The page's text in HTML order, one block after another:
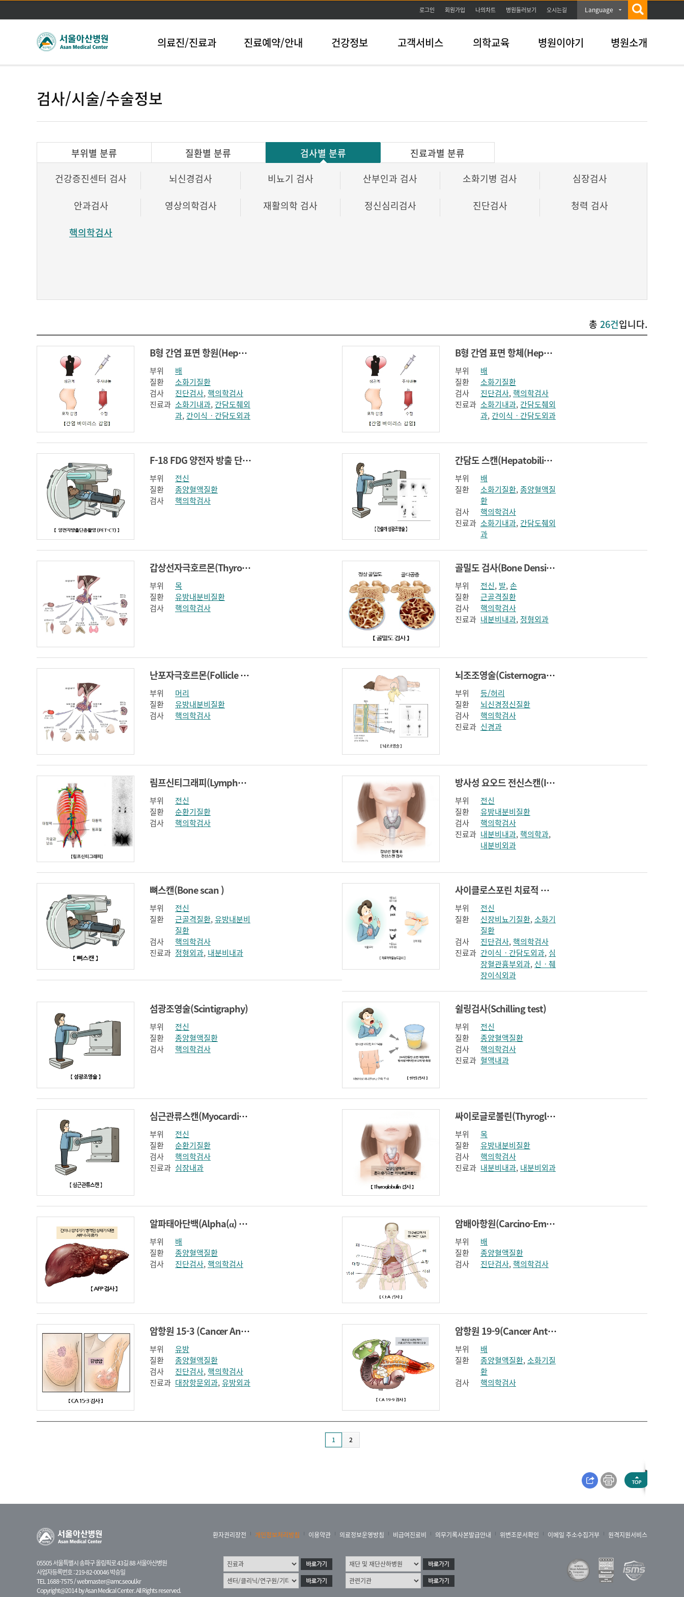
본문바로가기
로그인 회원가입 나의차트 병원둘러보기 오시는길 Language
의료진/진료과 진료예약/안내 건강정보 고객서비스 의학교육 병원이야기 병원소개
검사/시술/수술정보
부위별 분류 질환별 분류
검사별 분류
건강증진센터 검사
뇌신경검사 비뇨기 검사 산부인과 검사 소화기병 검사
심장검사
안과검사
영상의학검사 재활의학 검사 정신심리검사 진단검사
청력 검사
핵의학검사
진료과별 분류
총 26건입니다.
B형 간염 표면 항원(Hepatitis B surface antigen)
부위
배
질환
소화기질환
검사
진단검사,핵의학검사
진료과 소화기내과, 간담도췌외
과, 간이식ㆍ간담도외과
B형 간염 표면 항체(Hepatitis B surface antibody)
부위
배
질환
소화기질환
검사
진단검사,핵의학검사
진료과 소화기내과, 간담도췌외
과, 간이식ㆍ간담도외과
F-18 FDG 양전자 방출 단층 촬영(Positron Emission Tomography, PET)
부위
전신
질환
종양혈액질환
검사
핵의학검사
간담도 스캔(Hepatobiliary Scintigraphy)
부위
배
질환
소화기질환,종양혈액질
환
검사
핵의학검사
진료과 소화기내과, 간담도췌외
과
갑상선자극호르몬(Thyroid stimulating hormone)
부위
목
질환
유방내분비질환
검사
핵의학검사
골밀도 검사(Bone Densitometry)
부위 전신, 발,손
질환
근골격질환
검사
핵의학검사
진료과 내분비내과, 정형외과
난포자극호르몬(Follicle stimulating hormone)
부위
머리
질환
유방내분비질환
검사
핵의학검사
뇌조조영술(Cisternography)
부위
등/허리
질환
뇌신경정신질환
검사
핵의학검사
진료과 신경과
림프신티그래피(Lymphoscintigraphy)
부위
전신
질환
순환기질환
검사
핵의학검사
방사성 요오드 전신스캔(I-131 Whole body scan)
부위
전신
질환
유방내분비질환
검사
핵의학검사
진료과 내분비내과,핵의학과,
내분비외과
뼈스캔(Bone scan )
부위
전신
질환
근골격질환,유방내분비
질환
검사
핵의학검사
진료과 정형외과, 내분비내과
사이클로스포린 치료적 약물농도 감시(cyclosporine therapeutic drug monitoring)
부위
전신
질환
신장비뇨기질환,소화기
질환
검사
진단검사,핵의학검사
진료과 간이식ㆍ간담도외과, 심
장혈관흉부외과, 신ㆍ췌
장이식외과
섬광조영술(Scintigraphy)
부위
전신
질환
종양혈액질환
검사
핵의학검사
쉴링검사(Schilling test)
부위
전신
질환
종양혈액질환
검사
핵의학검사
진료과 혈액내과
심근관류스캔(Myocardial perfusion scan)
부위
전신
질환
순환기질환
검사
핵의학검사
진료과 심장내과
싸이로글로불린(Thyroglobulin)
부위
목
질환
유방내분비질환
검사
핵의학검사
진료과 내분비내과, 내분비외과
알파태아단백(Alpha(α) Feto-Protein )
부위
배
질환
종양혈액질환
검사
진단검사,핵의학검사
암배아항원(Carcino-Embryonic Antigen)
부위
배
질환
종양혈액질환
검사
진단검사,핵의학검사
암항원 15-3 (Cancer Antigen 15-3)
부위
유방
질환
종양혈액질환
검사
진단검사,핵의학검사
진료과 대장항문외과,유방외과
암항원 19-9(Cancer Antigen 19-9)
부위
배
질환
종양혈액질환,소화기질
환
검사
핵의학검사
1 2
05505 서울특별시 송파구 올림픽로 43길 88 서울아산병원
사업자등록번호 : 219-82-00046 박승일
TEL 1688-7575 /webmaster@amc.seoul.kr
Copyright@2014 by Asan Medical Center. All Rights reserved.
환자권리장전 개인정보처리방침 이용약관 의료정보운영방침 비급여진료비 의무기록사본발급안내 위변조문서확인 이메일 주소수집거부 원격지원서비스